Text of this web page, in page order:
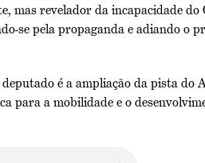
mas revelador da incapacidade do
se pela propaganda e adiando o
é a ampliação da pista do
para a mobilidade e o